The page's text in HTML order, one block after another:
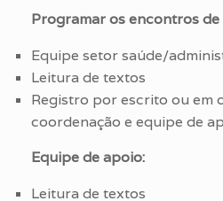
Programar os encontros
Equipe setor saúde/
Leitura de textos
Registro por escrito ou em
coordenação e equipe de
Equipe de apoio:
Leitura de textos